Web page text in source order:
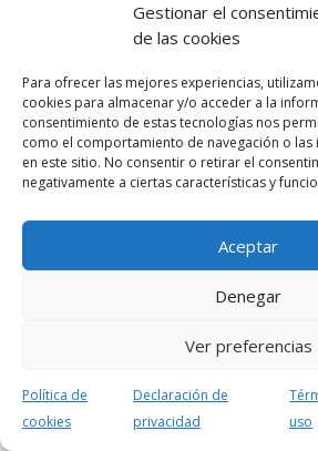
Gestionar el
de las cookies
Para ofrecer las mejores experiencias,
cookies para almacenar y/o acceder a la
consentimiento de estas tecnologías nos
como el comportamiento de navegación o las
en este sitio. No consentir o retirar el
negativamente a ciertas características y
Aceptar
Denegar
Ver preferencias
Política de
cookies
Declaración de
privacidad
uso